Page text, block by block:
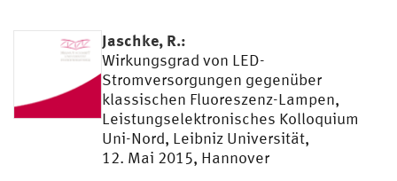
Jaschke, R.:
Wirkungsgrad von LED-
Stromversorgungen gegenüber
klassischen Fluoreszenz-Lampen,
Leistungselektronisches Kolloquium
Uni-Nord, Leibniz Universität,
12. Mai 2015, Hannover